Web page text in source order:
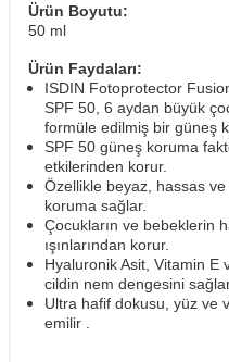
Ürün Boyutu:
50 ml
Ürün Faydaları:
ISDIN Fotoprotector
SPF 50, 6 aydan büyük
formüle edilmiş bir güneş
SPF 50 güneş koruma
etkilerinden korur.
Özellikle beyaz, hassas ve
koruma sağlar.
Çocukların ve bebeklerin
ışınlarından korur.
Hyaluronik Asit, Vitamin E
cildin nem dengesini
Ultra hafif dokusu, yüz ve
emilir .